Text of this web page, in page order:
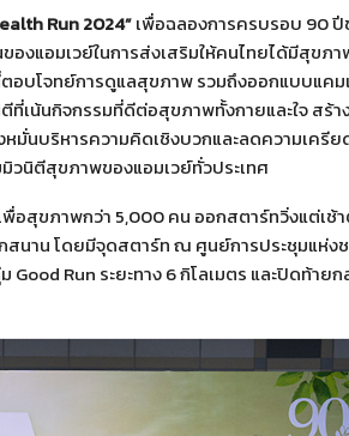
Run 2024”เพื่อฉลองการครบรอบ 90
งแอมเวย์ในการส่งเสริมให้คนไทยได้มีสุขภา
บโจทย์การดูแลสุขภาพ รวมถึงออกแบบแค
เน้นกิจกรรมที่ดีต่อสุขภาพทั้งกายและใจ สร้า
มั่นบริหารความคิดเชิงบวกและลดความเครี
นิตีสุขภาพของแอมเวย์ทั่วประเทศ
อสุขภาพกว่า 5,000 คน ออกสตาร์ทวิ่งแต่เช้
นาน โดยมีจุดสตาร์ท ณ ศูนย์การประชุมแห่ง
Run ระยะทาง 6 กิโลเมตร และปิดท้ายก